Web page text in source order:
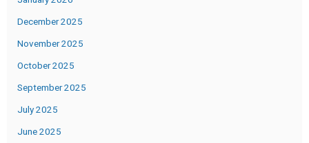
December 2025
November 2025
October 2025
September 2025
July 2025
June 2025